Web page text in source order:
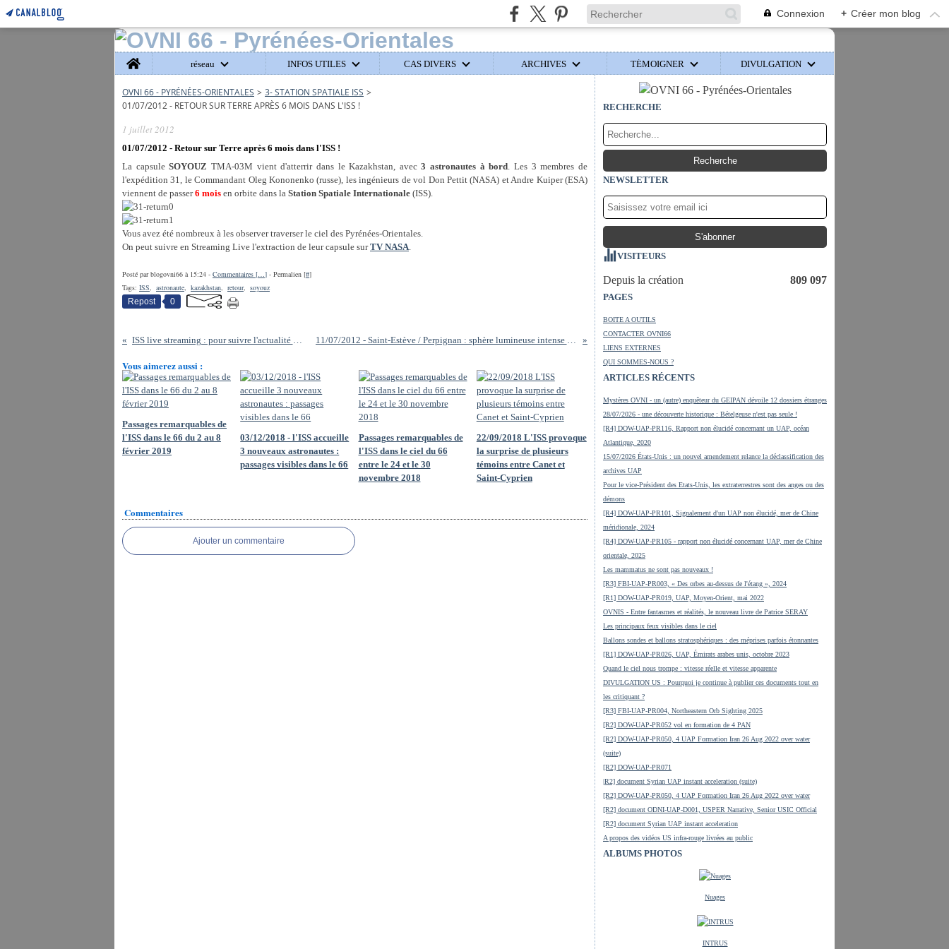
Connexion + Créer mon blog
Home
réseau INFOS UTILES CAS DIVERS ARCHIVES TÉMOIGNER DIVULGATION
OVNI 66 - PYRÉNÉES-ORIENTALES > 3- STATION SPATIALE ISS >
01/07/2012 - RETOUR SUR TERRE APRÈS 6 MOIS DANS L'ISS !
1 juillet 2012
01/07/2012 - Retour sur Terre après 6 mois dans l'ISS !
La capsuleSOYOUZ TMA-03M vient d'atterrir dans le Kazakhstan, avec3 astronautes à bord. Les 3 membres de
l'expédition 31, le Commandant Oleg Kononenko (russe), les ingénieurs de vol Don Pettit (NASA) et Andre Kuiper (ESA)
viennent de passer6 mois en orbite dans la Station Spatiale Internationale (ISS).
Vous avez été nombreux à les observer traverser le ciel des Pyrénées-Orientales.
On peut suivre en Streaming Live l'extraction de leur capsule surTV NASA.
Posté par blogovni66 à 15:24 - Commentaires […] - Permalien [#]
Tags: ISS, astronaute, kazakhstan, retour, soyouz
Repost
0
ISS live streaming : pour suivre l'actualité de l'ISS en direct 11/07/2012 - Saint-Estève / Perpignan : sphère lumineuse intense et rapide (sans traînée)
Vous aimerez aussi :
Passages remarquables de
l'ISS dans le 66 du 2 au 8
février 2019
03/12/2018 - l'ISS accueille
3 nouveaux astronautes :
passages visibles dans le 66
Passages remarquables de
l'ISS dans le ciel du 66
entre le 24 et le 30
novembre 2018
22/09/2018 L'ISS provoque
la surprise de plusieurs
témoins entre Canet et
Saint-Cyprien
Commentaires
Ajouter un commentaire
RECHERCHE
NEWSLETTER
VISITEURS
Depuis la création 809 097
PAGES
BOITE A OUTILS
CONTACTER OVNI66
LIENS EXTERNES
QUI SOMMES-NOUS ?
ARTICLES RÉCENTS
Mystères OVNI - un (autre) enquêteur du GEIPAN dévoile 12 dossiers étranges
28/07/2026 - une découverte historique : Bételgeuse n'est pas seule !
[R4] DOW-UAP-PR116, Rapport non élucidé concernant un UAP, océan
Atlantique, 2020
15/07/2026 États-Unis : un nouvel amendement relance la déclassification des
archives UAP
Pour le vice-Président des Etats-Unis, les extraterrestres sont des anges ou des
démons
[R4] DOW-UAP-PR101, Signalement d'un UAP non élucidé, mer de Chine
méridionale, 2024
[R4] DOW-UAP-PR105 - rapport non élucidé concernant UAP, mer de Chine
orientale, 2025
Les mammatus ne sont pas nouveaux !
[R3] FBI-UAP-PR003, « Des orbes au-dessus de l'étang », 2024
[R1] DOW-UAP-PR019, UAP, Moyen-Orient, mai 2022
OVNIS - Entre fantasmes et réalités, le nouveau livre de Patrice SERAY
Les principaux feux visibles dans le ciel
Ballons sondes et ballons stratosphériques : des méprises parfois étonnantes
[R1] DOW-UAP-PR026, UAP, Émirats arabes unis, octobre 2023
Quand le ciel nous trompe : vitesse réelle et vitesse apparente
DIVULGATION US : Pourquoi je continue à publier ces documents tout en
les critiquant ?
[R3] FBI-UAP-PR004, Northeastern Orb Sighting 2025
[R2] DOW-UAP-PR052 vol en formation de 4 PAN
[R2] DOW-UAP-PR050, 4 UAP Formation Iran 26 Aug 2022 over water
(suite)
[R2] DOW-UAP-PR071
|R2] document Syrian UAP instant acceleration (suite)
[R2] DOW-UAP-PR050, 4 UAP Formation Iran 26 Aug 2022 over water
[R2] document ODNI-UAP-D001, USPER Narrative, Senior USIC Official
[R2] document Syrian UAP instant acceleration
A propos des vidéos US infra-rouge livrées au public
ALBUMS PHOTOS
Nuages
INTRUS